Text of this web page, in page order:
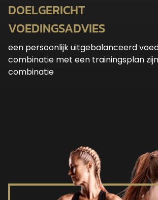
DOELGERICHT
VOEDINGSADVIES
een persoonlijk uitgebalanceerd
combinatie met een trainingsplan
combinatie